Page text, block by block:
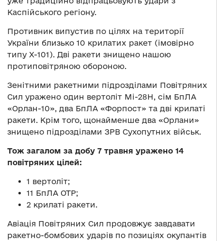
Каспійського регіону.
Противник випустив по цілях на території
України близько 10 крилатих ракет (імовірно
типу Х-101). Дві ракети знищено нашою
протиповітряною обороною.
Зенітними ракетними підрозділами Повітряних
Сил уражено один вертоліт Мі-28Н, сім БпЛА
«Орлан-10», два БпЛА «Форпост» та дві крилаті
ракети. Крім того, щонайменше два «Орлани»
знищено підрозділами ЗРВ Сухопутних військ.
Тож загалом за добу 7 травня уражено 14
повітряних цілей:
1 вертоліт;
11 БпЛА ОТР;
2 крилаті ракети.
Авіація Повітряних Сил продовжує завдавати
ракетно-бомбових ударів по позиціях окупантів